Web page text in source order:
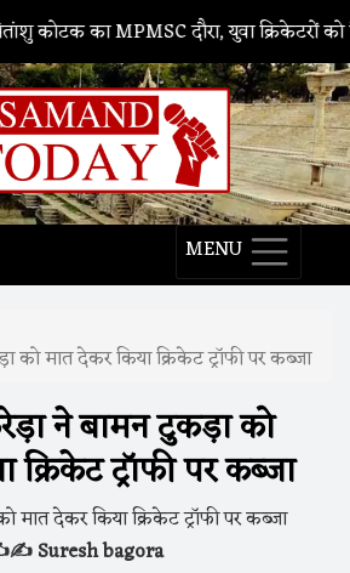
का MPMSC दौरा, युवा क्रिकेटरों को दिए
MENU
को मात देकर किया क्रिकेट ट्रॉफी पर कब्जा
ने बामन टुकड़ा को
ट्रॉफी पर कब्जा
Suresh bagora